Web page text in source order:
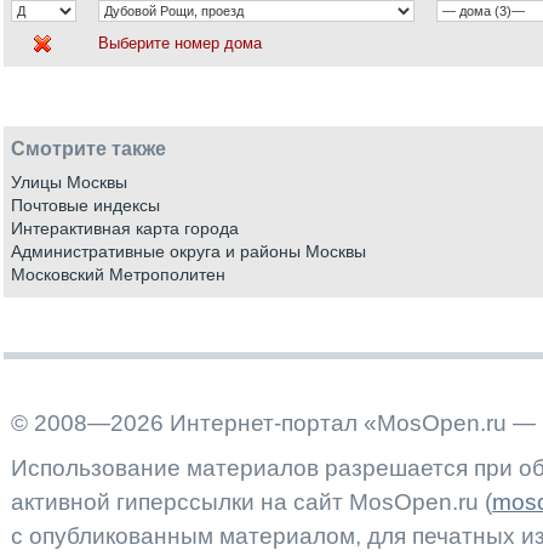
Выберите номер дома
Смотрите также
Улицы Москвы
Почтовые индексы
Интерактивная карта города
Административные округа и районы Москвы
Московский Метрополитен
© 2008—2026 Интернет-портал «MosOpen.ru —
Использование материалов разрешается при
активной гиперссылки на сайт MosOpen.ru (
с опубликованным материалом, для печатных